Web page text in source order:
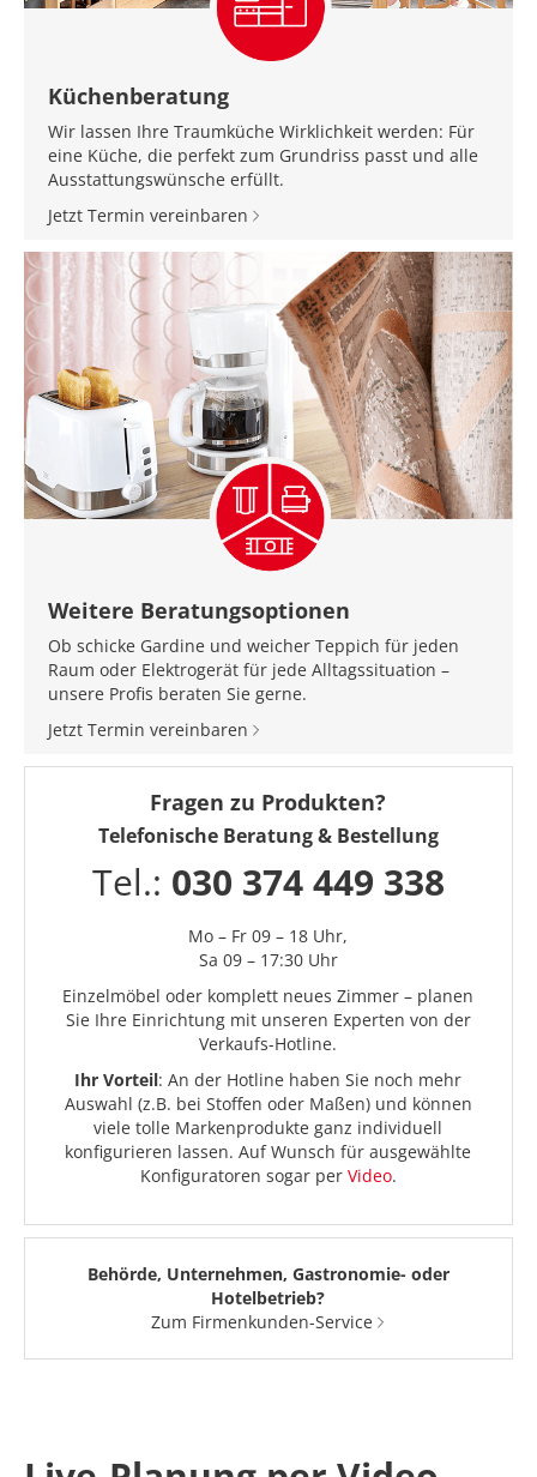
Küchenberatung
Wir lassen Ihre Traumküche Wirklichkeit werden: Für
eine Küche, die perfekt zum Grundriss passt und alle
Ausstattungswünsche erfüllt.
Jetzt Termin vereinbaren
Weitere Beratungsoptionen
Ob schicke Gardine und weicher Teppich für jeden
Raum oder Elektrogerät für jede Alltagssituation –
unsere Profis beraten Sie gerne.
Jetzt Termin vereinbaren
Fragen zu Produkten?
Telefonische Beratung & Bestellung
Tel.: 030 374 449 338
Mo – Fr 09 – 18 Uhr,
Sa 09 – 17:30 Uhr
Einzelmöbel oder komplett neues Zimmer – planen
Sie Ihre Einrichtung mit unseren Experten von der
Verkaufs-Hotline.
Ihr Vorteil: An der Hotline haben Sie noch mehr
Auswahl (z.B. bei Stoffen oder Maßen) und können
viele tolle Markenprodukte ganz individuell
konfigurieren lassen. Auf Wunsch für ausgewählte
Konfiguratoren sogar per Video.
Behörde, Unternehmen, Gastronomie- oder
Hotelbetrieb?
Zum Firmenkunden-Service